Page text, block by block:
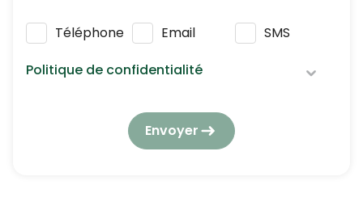
Téléphone Email
SMS
Politique de confidentialité
Nous respectons vos données personnelles :
elles seront utilisées et traitées conformément
politique de confidentialité
Envoyer